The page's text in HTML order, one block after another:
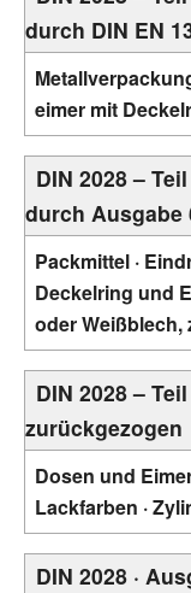
durch DIN EN
eimer mit
DIN 2028 –
durch Ausgabe
Packmittel ·
Deckelring und
oder
DIN 2028 –
zurückgezogen
Dosen und
Lackfarben ·
DIN 2028 ·